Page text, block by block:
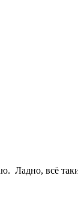
Ладно, всё